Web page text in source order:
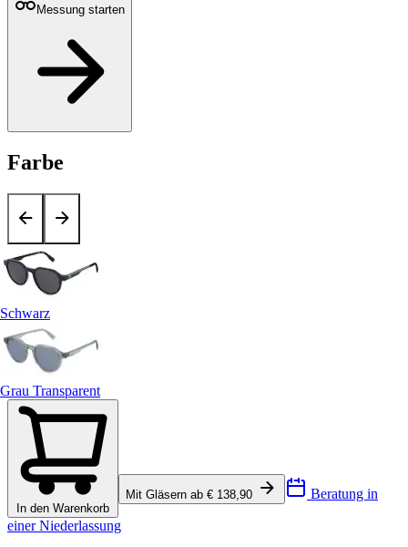
Messung starten
Farbe
Schwarz
Grau Transparent
In den Warenkorb
Mit Gläsern ab € 138,90 Beratung in
einer Niederlassung